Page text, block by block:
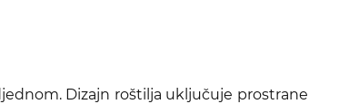
Dizajn roštilja uključuje prostrane